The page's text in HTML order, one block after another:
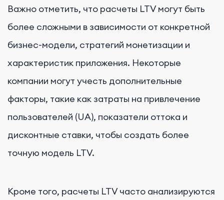
Важно отметить, что расчеты LTV могут быть
более сложными в зависимости от конкретной
бизнес-модели, стратегий монетизации и
характеристик приложения. Некоторые
компании могут учесть дополнительные
факторы, такие как затраты на привлечение
пользователей (UA), показатели оттока и
дисконтные ставки, чтобы создать более
точную модель LTV.
Кроме того, расчеты LTV часто анализируются